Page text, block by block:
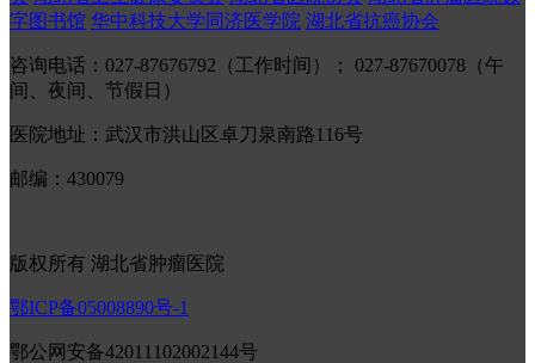
字图书馆 华中科技大学同济医学院 湖北省抗癌协会
咨询电话：027-87676792（工作时间）； 027-87670078（午
间、夜间、节假日）
医院地址：武汉市洪山区卓刀泉南路116号
邮编：430079
版权所有 湖北省肿瘤医院
鄂ICP备05008890号-1
鄂公网安备42011102002144号